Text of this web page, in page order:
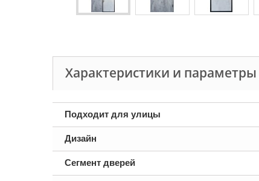
Характеристики и параметры
Подходит для улицы
Дизайн
Сегмент дверей